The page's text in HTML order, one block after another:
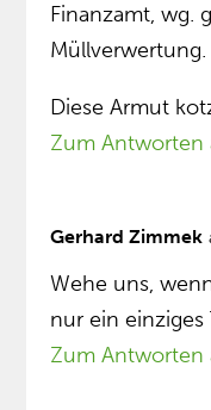
Finanzamt, wg.
Müllverwertung.
Diese Armut
Zum Antworten
Gerhard Zimmek
Wehe uns,
nur ein einziges
Zum Antworten